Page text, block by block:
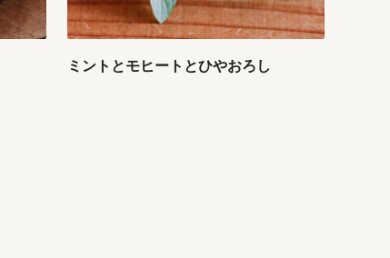
ミントとモヒートとひやおろし